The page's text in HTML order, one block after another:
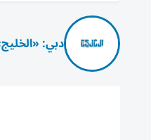
دبي: